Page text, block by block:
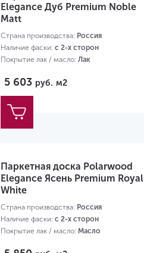
Elegance Дуб Premium Noble
Matt
Страна производства: Россия
Наличие фаски: с 2-х сторон
Покрытие лак / масло: Лак
5 603 руб. м2
Паркетная доска Polarwood
Elegance Ясень Premium Royal
White
Страна производства: Россия
Наличие фаски: с 2-х сторон
Покрытие лак / масло: Масло